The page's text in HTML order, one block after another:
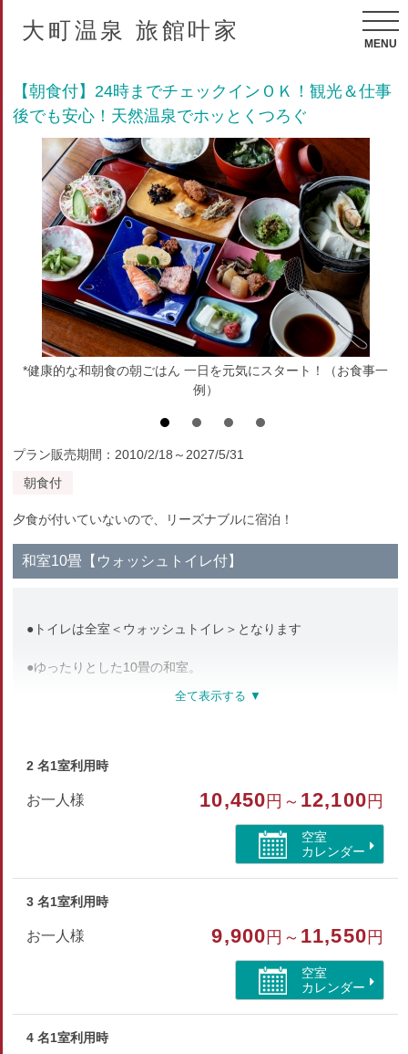
大町温泉 旅館叶家
MENU
【朝食付】24時までチェックインＯＫ！観光＆仕事
後でも安心！天然温泉でホッとくつろぐ
*健康的な和朝食の朝ごはん 一日を元気にスタート！（お食事一
例）
プラン販売期間：2010/2/18～2027/5/31
朝食付
夕食が付いていないので、リーズナブルに宿泊！
和室10畳【ウォッシュトイレ付】
●トイレは全室＜ウォッシュトイレ＞となります
●ゆったりとした10畳の和室。
●お部屋は2階以上に位置します。
部屋特徴
トイレ/禁煙/インターネットができる部屋/洗浄機付トイ
2 名1室利用時
お一人様 10,450 円～ 12,100 円
空室
カレンダー
3 名1室利用時
お一人様 9,900 円～ 11,550 円
空室
カレンダー
4 名1室利用時